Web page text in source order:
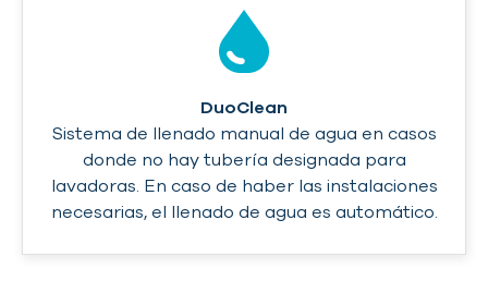
DuoClean
Sistema de llenado manual de agua en casos
donde no hay tubería designada para
lavadoras. En caso de haber las instalaciones
necesarias, el llenado de agua es automático.